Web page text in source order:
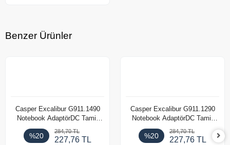
Benzer Ürünler
Casper Excalibur G911.1490
Notebook AdaptörDC Tamir
Kablosu
%20
284,70 TL
227,76 TL
Casper Excalibur G911.1290
Notebook AdaptörDC Tamir
Kablosu
%20
284,70 TL
227,76 TL